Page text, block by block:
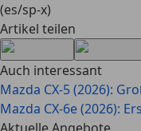
(es/sp-x)
Artikel teilen
Auch interessant
Mazda CX-5 (2026):
Mazda CX-6e (2026):